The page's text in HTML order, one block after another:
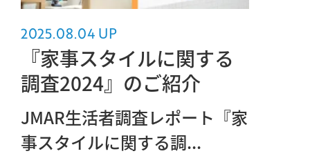
2025.08.04 UP
『家事スタイルに関する
調査2024』のご紹介
JMAR生活者調査レポート『家
事スタイルに関する調...